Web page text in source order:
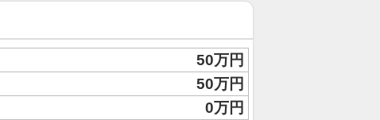
50万円
50万円
0万円